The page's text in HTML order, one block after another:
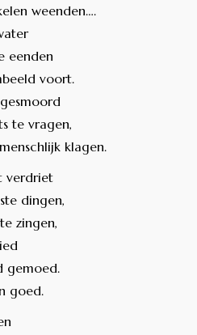
weenden….
eenden
voort.
te vragen,
klagen.
verdriet
dingen,
zingen,
gemoed.
goed.